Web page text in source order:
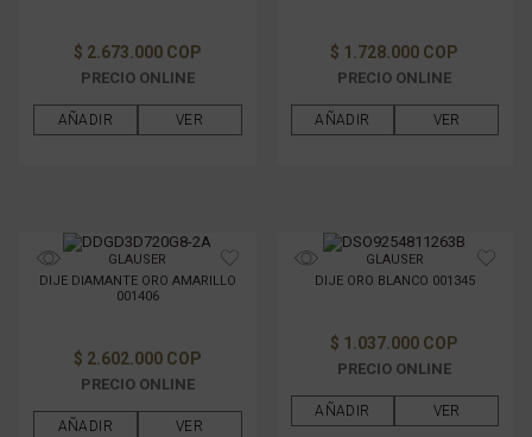
$ 2.673.000 COP
PRECIO ONLINE
AÑADIR VER
$ 1.728.000 COP
PRECIO ONLINE
AÑADIR VER
GLAUSER
DIJE DIAMANTE ORO AMARILLO
001406
$ 2.602.000 COP
PRECIO ONLINE
AÑADIR VER
GLAUSER
DIJE ORO BLANCO 001345
$ 1.037.000 COP
PRECIO ONLINE
AÑADIR VER